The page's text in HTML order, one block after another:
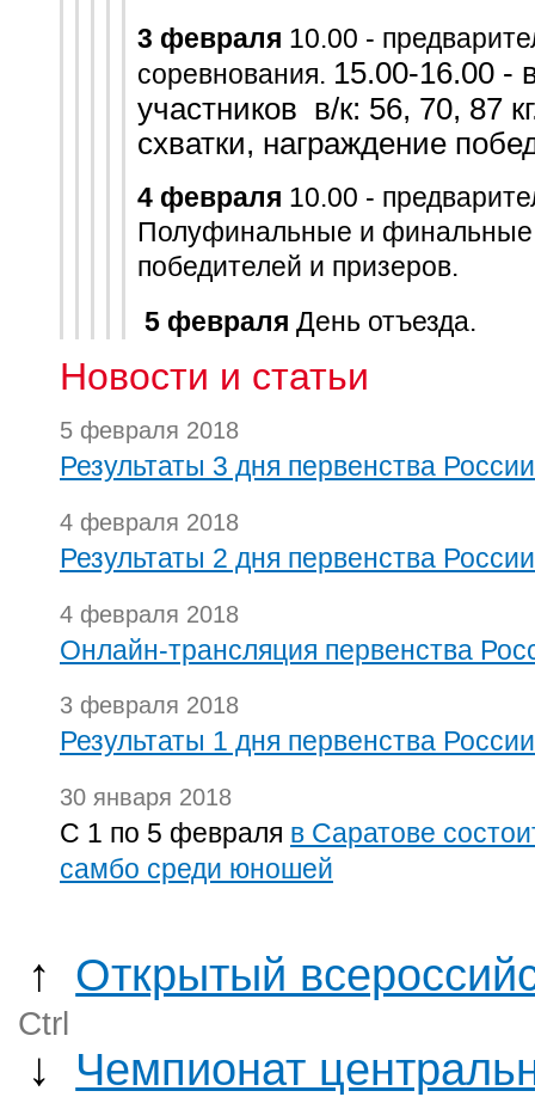
3 февраля 10.00 -
соревнования. 15.00-16.00 -
участников в/к: 56, 70, 87
схватки, награждение
4 февраля 10.00 -
Полуфинальные и финальные
победителей и призеров.
5 февраля День отъезда.
Новости и статьи
5 февраля 2018
Результаты 3 дня первенства
4 февраля 2018
Результаты 2 дня первенства
4 февраля 2018
Онлайн-трансляция первенства
3 февраля 2018
Результаты 1 дня первенства
30 января 2018
С 1 по 5 февраля в Саратове
самбо среди юношей
↑ Открытый
Ctrl
↓ Чемпионат